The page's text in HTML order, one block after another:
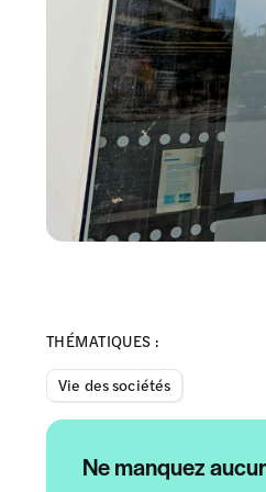
THÉMATIQUES :
Vie des sociétés
Ne manquez